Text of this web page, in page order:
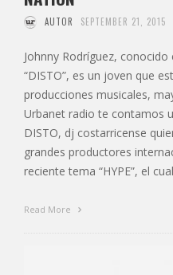
AUTOR SEPTEMBER 21, 2015
Johnny Rodríguez,
“DISTO”, es un joven que
producciones musicales,
Urbanet radio te contamos
DISTO, dj costarricense
grandes productores
reciente tema “HYPE”, el
Read More